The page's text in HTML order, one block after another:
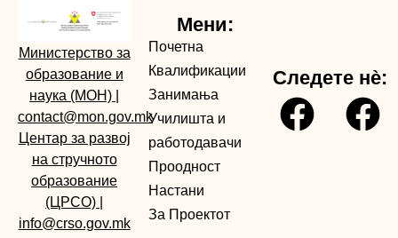
Министерство за
образование и
наука (МОН)
contact@mon.gov.mk
Центар за развој
на стручното
образование
(ЦРСО)
info@crso.gov.mk
Мени:
Почетна
Квалификации
Занимања
Училишта и
работодавачи
Проодност
Настани
За Проектот
Следете нè: